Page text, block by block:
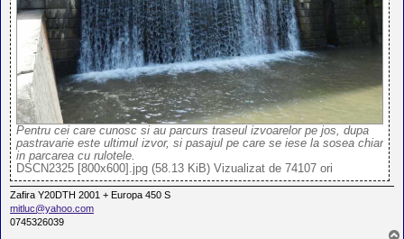
Pentru cei care cunosc si au parcurs traseul izvoarelor pe jos, dupa
pastravarie este ultimul izvor, si pasajul pe care se iese la sosea chiar
in parcarea cu rulotele.
DSCN2325 [800x600].jpg (58.13 KiB) Vizualizat de 74107 ori
Zafira Y20DTH 2001 + Europa 450 S
mitluc@yahoo.com
0745326039